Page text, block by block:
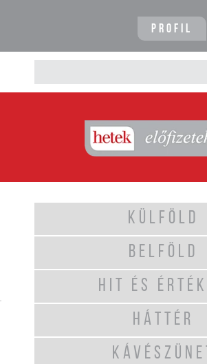
Profil
KÜLFÖLD
BELFÖLD
HIT ÉS
HÁTTÉR